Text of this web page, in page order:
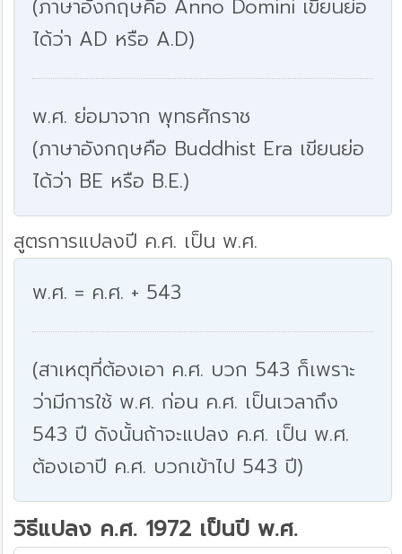
(ภาษาอังกฤษคือ Anno Domini เขียนย่อ
ได้ว่า AD หรือ A.D)
พ.ศ. ย่อมาจาก พุทธศักราช
(ภาษาอังกฤษคือ Buddhist Era เขียนย่อ
ได้ว่า BE หรือ B.E.)
สูตรการแปลงปี ค.ศ. เป็น พ.ศ.
พ.ศ. = ค.ศ. + 543
(สาเหตุที่ต้องเอา ค.ศ. บวก 543 ก็เพราะ
ว่ามีการใช้ พ.ศ. ก่อน ค.ศ. เป็นเวลาถึง
543 ปี ดังนั้นถ้าจะแปลง ค.ศ. เป็น พ.ศ.
ต้องเอาปี ค.ศ. บวกเข้าไป 543 ปี)
วิธีแปลง ค.ศ. 1972 เป็นปี พ.ศ.